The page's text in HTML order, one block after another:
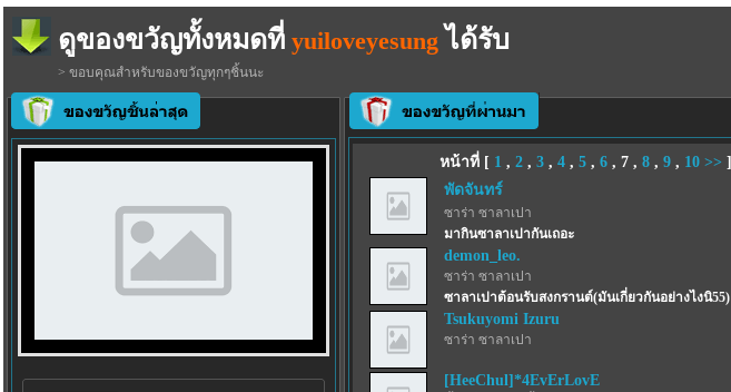
ดูของขวัญทั้งหมดที่ yuiloveyesung ได้รับ
> ขอบคุณสำหรับของขวัญทุกๆชิ้นนะ
หน้าที่ [ 1 , 2 , 3 , 4 , 5 , 6 , 7 , 8 , 9 , 10 >> ]
พัดจันทร์
ซาร่า ซาลาเปา
มากินซาลาเปากันเถอะ
demon_leo.
ซาร่า ซาลาเปา
ซาลาเปาต้อนรับสงกรานต์(มันเกี่ยวกันอย่างไงนิ55)
Tsukuyomi Izuru
ซาร่า ซาลาเปา
[HeeChul]*4EvErLovE